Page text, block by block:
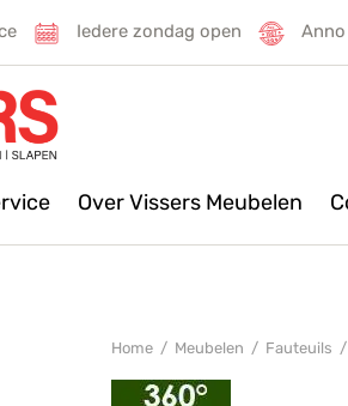
Iedere zondag open Anno
Over Vissers Meubelen
Home / Meubelen / Fauteuils /